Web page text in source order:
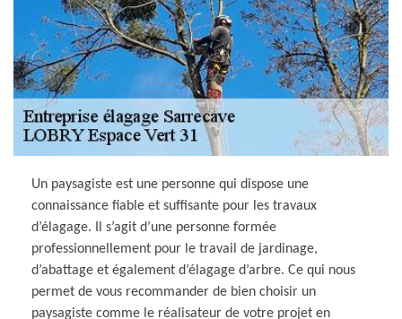
Un paysagiste est une personne qui dispose une
connaissance fiable et suffisante pour les travaux
d’élagage. Il s’agit d’une personne formée
professionnellement pour le travail de jardinage,
d’abattage et également d’élagage d’arbre. Ce qui nous
permet de vous recommander de bien choisir un
paysagiste comme le réalisateur de votre projet en